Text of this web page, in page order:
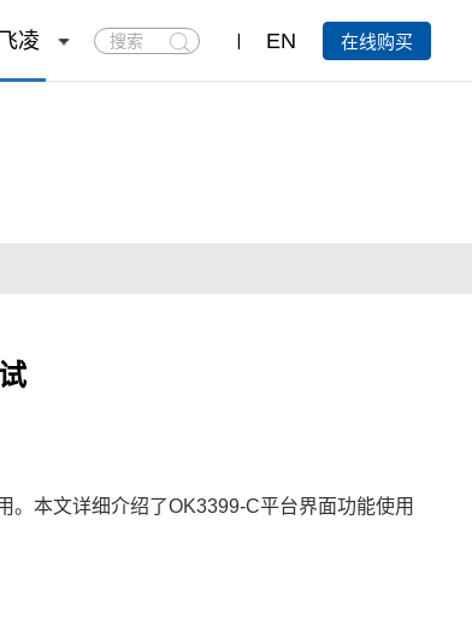
凌
搜
索
EN 在线购买
。本文详细介绍了OK3399-C平台界面功能使用